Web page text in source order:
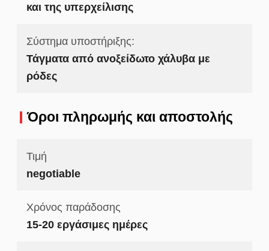
και της υπερχείλισης
Σύστημα υποστήριξης:
Τάγματα από ανοξείδωτο χάλυβα με
ρόδες
Όροι πληρωμής και αποστολής
Τιμή
negotiable
Χρόνος παράδοσης
15-20 εργάσιμες ημέρες